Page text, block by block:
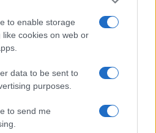
to enable storage
cookies on web or
data to be sent to
purposes.
to send me